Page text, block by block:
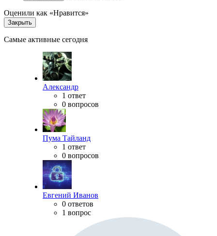
Оценили как «Нравится»
Закрыть
Самые активные сегодня
Александр
1 ответ
0 вопросов
Пума Тайланд
1 ответ
0 вопросов
Евгений Иванов
0 ответов
1 вопрос